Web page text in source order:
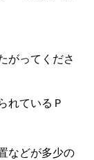
がってくださ
れているＰ
などが多少の